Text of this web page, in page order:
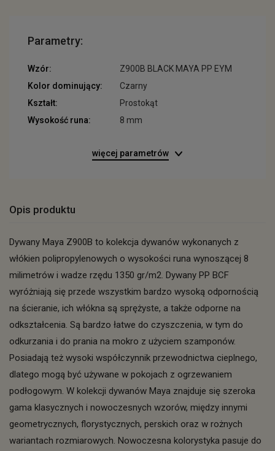
Parametry:
Wzór:
Z900B BLACK MAYA PP EYM
Kolor dominujący:
Czarny
Kształt:
Prostokąt
Wysokość runa:
8 mm
więcej parametrów
Opis produktu
Dywany Maya Z900B to kolekcja dywanów wykonanych z
włókien polipropylenowych o wysokości runa wynoszącej 8
milimetrów i wadze rzędu 1350 gr/m2. Dywany PP BCF
wyróżniają się przede wszystkim bardzo wysoką odpornością
na ścieranie, ich włókna są sprężyste, a także odporne na
odkształcenia. Są bardzo łatwe do czyszczenia, w tym do
odkurzania i do prania na mokro z użyciem szamponów.
Posiadają też wysoki współczynnik przewodnictwa cieplnego,
dlatego mogą być używane w pokojach z ogrzewaniem
podłogowym. W kolekcji dywanów Maya znajduje się szeroka
gama klasycznych i nowoczesnych wzorów, między innymi
geometrycznych, florystycznych, perskich oraz w rożnych
wariantach rozmiarowych. Nowoczesna kolorystyka pasuje do